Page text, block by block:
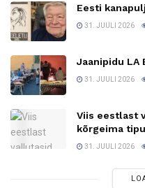
Eesti
31. JUULI 2026
Jaanipidu LA
31. JUULI 2026
Viis eestlast
kõrgeima tipu
31. JUULI 2026